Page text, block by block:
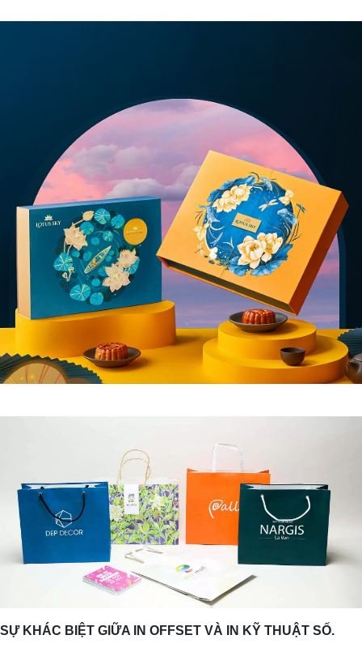
SỰ KHÁC BIỆT GIỮA IN OFFSET VÀ IN KỸ THUẬT SỐ.